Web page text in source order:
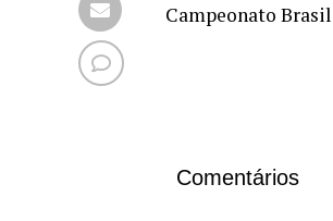
Campeonato
Comentários